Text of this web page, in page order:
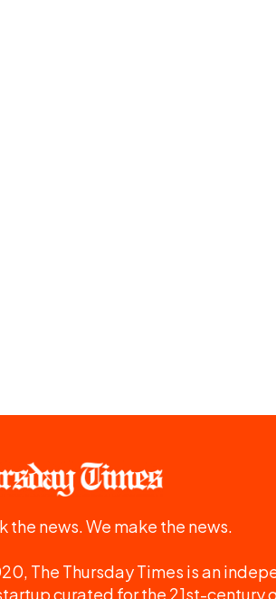
the news. We make the news.
The Thursday Times is an
curated for the 21st-century